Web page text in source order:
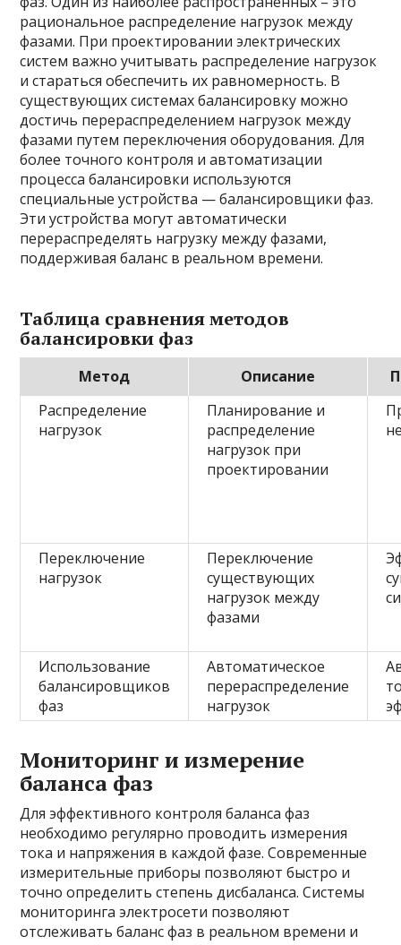
рациональное распределение нагрузок между
фазами. При проектировании электрических
систем важно учитывать распределение нагрузок
и стараться обеспечить их равномерность. В
существующих системах балансировку можно
достичь перераспределением нагрузок между
фазами путем переключения оборудования. Для
более точного контроля и автоматизации
процесса балансировки используются
специальные устройства — балансировщики фаз.
Эти устройства могут автоматически
перераспределять нагрузку между фазами,
поддерживая баланс в реальном времени.
Таблица сравнения методов
балансировки фаз
Метод Описание
Распределение
нагрузок
Планирование и
распределение
нагрузок при
проектировании
Переключение
нагрузок
Переключение
существующих
нагрузок между
фазами
Использование
балансировщиков
фаз
Автоматическое
перераспределение
нагрузок
Мониторинг и измерение
баланса фаз
Для эффективного контроля баланса фаз
необходимо регулярно проводить измерения
тока и напряжения в каждой фазе. Современные
измерительные приборы позволяют быстро и
точно определить степень дисбаланса. Системы
мониторинга электросети позволяют
отслеживать баланс фаз в реальном времени и